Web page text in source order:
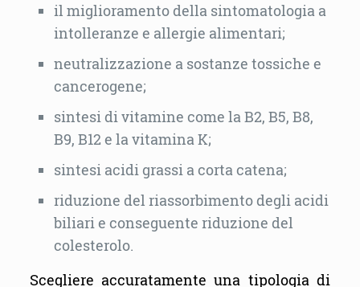
il miglioramento della sintomatologia a
intolleranze e allergie alimentari;
neutralizzazione a sostanze tossiche e
cancerogene;
sintesi di vitamine come la B2, B5, B8,
B9, B12 e la vitamina K;
sintesi acidi grassi a corta catena;
riduzione del riassorbimento degli acidi
biliari e conseguente riduzione del
colesterolo.
Scegliere accuratamente una tipologia di